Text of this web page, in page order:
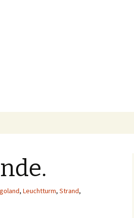
, Leuchtturm, Strand,